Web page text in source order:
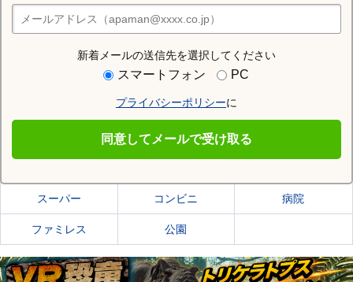
新着メールの送信先を選択してください
スマートフォン PC
プライバシーポリシーに
同意してメールで受け取る
住みたい街の店舗を探す
店舗検索
住む街研究所で札幌市手稲区の情報を見る
札幌市手稲区の施設一覧
スーパー コンビニ 病院
ファミレス 公園